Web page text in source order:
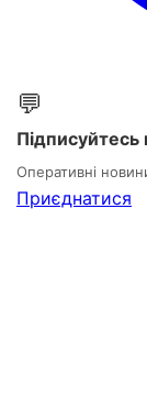
💬
Оперативні
Приєднатися